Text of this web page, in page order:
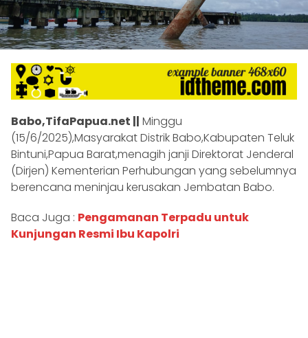
Babo,TifaPapua.net || Minggu
(15/6/2025),Masyarakat Distrik Babo,Kabupaten Teluk
Bintuni,Papua Barat,menagih janji Direktorat Jenderal
(Dirjen) Kementerian Perhubungan yang sebelumnya
berencana meninjau kerusakan Jembatan Babo.
Baca Juga : Pengamanan Terpadu untuk
Kunjungan Resmi Ibu Kapolri